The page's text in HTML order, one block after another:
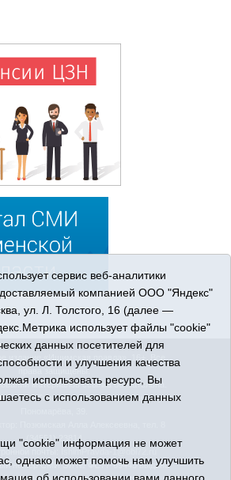
издание «Ишимская правда». 16+. Все
права защищены.
материалов ссылка обязательна.
627750 Тюменская область, г. Ишим, ул.
(34551) 23814
почты:
IshimPravda-1@obl72.ru
номер СМИ Эл № ФС77-69445 выдано
сервис веб-аналитики
компанией ООО "Яндекс"
ул. Л. Толстого, 16 (далее —
использует файлы "cookie"
данных посетителей для
и улучшения качества
использовать ресурс, Вы
с использованием данных
"cookie" информация не может
однако может помочь нам улучшить